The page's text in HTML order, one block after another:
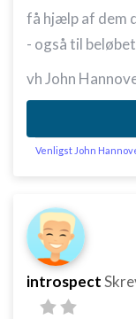
få hjælp af dem
- også til
vh John
Venligst John
introspect